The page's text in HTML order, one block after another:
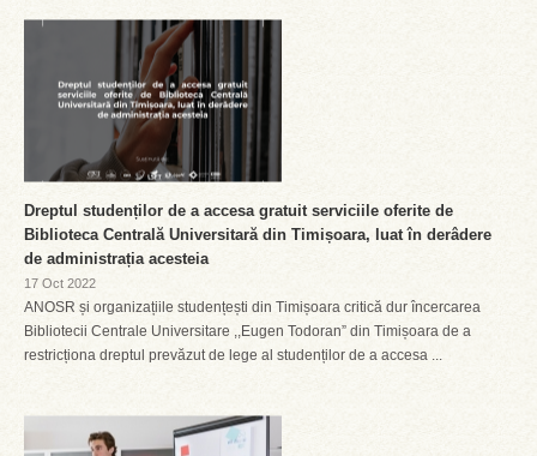
Dreptul studenților de a accesa gratuit serviciile oferite de
Biblioteca Centrală Universitară din Timișoara, luat în derâdere
de administrația acesteia
17 Oct 2022
ANOSR și organizațiile studențești din Timișoara critică dur încercarea
Bibliotecii Centrale Universitare ,,Eugen Todoran” din Timișoara de a
restricționa dreptul prevăzut de lege al studenților de a accesa ...